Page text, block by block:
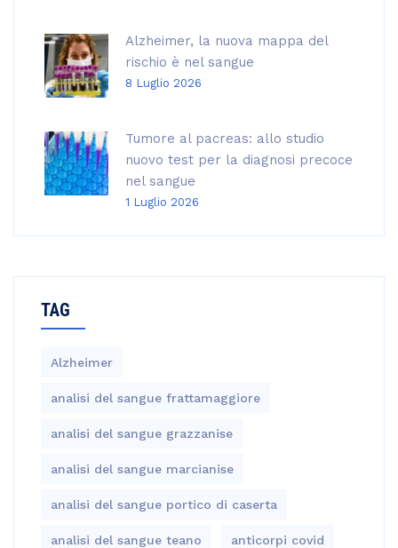
Alzheimer, la nuova mappa del
rischio è nel sangue
8 Luglio 2026
Tumore al pacreas: allo studio
nuovo test per la diagnosi precoce
nel sangue
1 Luglio 2026
TAG
Alzheimer
analisi del sangue frattamaggiore
analisi del sangue grazzanise
analisi del sangue marcianise
analisi del sangue portico di caserta
analisi del sangue teano anticorpi covid